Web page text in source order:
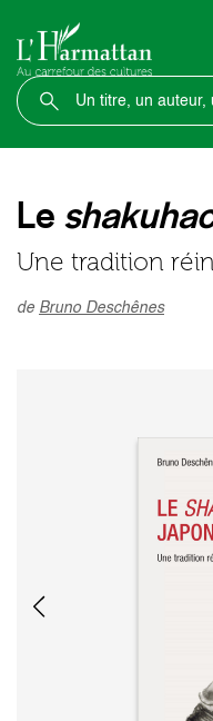
Le
Une tradition
de Bruno Deschênes